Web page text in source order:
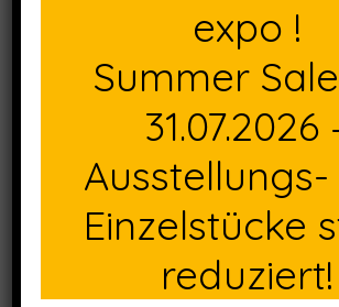
expo !
Summer
31.07.2026
Einzelstücke
reduziert!